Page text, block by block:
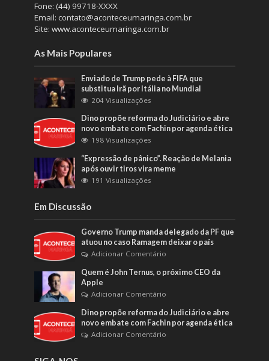
Fone: (44) 99718-XXXX
Email: contato@aconteceumaringa.com.br
Site: www.aconteceumaringa.com.br
As Mais Populares
Enviado de Trump pede à FIFA que
substitua Irã por Itália no Mundial
204 Visualizações
Dino propõe reforma do Judiciário e abre
novo embate com Fachin por agenda ética
198 Visualizações
“Expressão de pânico”. Reação de Melania
após ouvir tiros vira meme
191 Visualizações
Em Discussão
Governo Trump manda delegado da PF que
atuou no caso Ramagem deixar o país
Adicionar Comentário
Quem é John Ternus, o próximo CEO da
Apple
Adicionar Comentário
Dino propõe reforma do Judiciário e abre
novo embate com Fachin por agenda ética
Adicionar Comentário